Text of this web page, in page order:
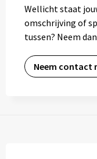
Wellicht staat
omschrijving of
tussen? Neem
Neem contact